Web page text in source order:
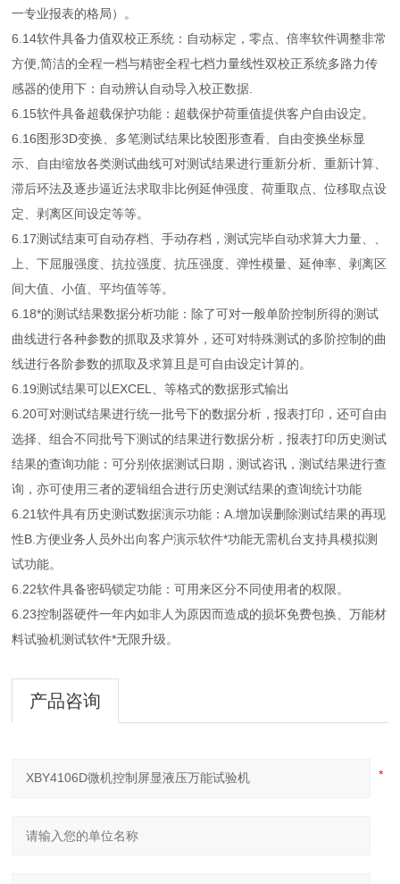
一专业报表的格局）。
6.14软件具备力值双校正系统：自动标定，零点、倍率软件调整非常
方便,简洁的全程一档与精密全程七档力量线性双校正系统多路力传
感器的使用下：自动辨认自动导入校正数据.
6.15软件具备超载保护功能：超载保护荷重值提供客户自由设定。
6.16图形3D变换、多笔测试结果比较图形查看、自由变换坐标显
示、自由缩放各类测试曲线可对测试结果进行重新分析、重新计算、
滞后环法及逐步逼近法求取非比例延伸强度、荷重取点、位移取点设
定、剥离区间设定等等。
6.17测试结束可自动存档、手动存档，测试完毕自动求算大力量、、
上、下屈服强度、抗拉强度、抗压强度、弹性模量、延伸率、剥离区
间大值、小值、平均值等等。
6.18*的测试结果数据分析功能：除了可对一般单阶控制所得的测试
曲线进行各种参数的抓取及求算外，还可对特殊测试的多阶控制的曲
线进行各阶参数的抓取及求算且是可自由设定计算的。
6.19测试结果可以EXCEL、等格式的数据形式输出
6.20可对测试结果进行统一批号下的数据分析，报表打印，还可自由
选择、组合不同批号下测试的结果进行数据分析，报表打印历史测试
结果的查询功能：可分别依据测试日期，测试咨讯，测试结果进行查
询，亦可使用三者的逻辑组合进行历史测试结果的查询统计功能
6.21软件具有历史测试数据演示功能：A.增加误删除测试结果的再现
性B.方便业务人员外出向客户演示软件*功能无需机台支持具模拟测
试功能。
6.22软件具备密码锁定功能：可用来区分不同使用者的权限。
6.23控制器硬件一年内如非人为原因而造成的损坏免费包换、万能材
料试验机测试软件*无限升级。
产品咨询